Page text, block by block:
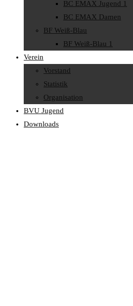
BC EMAX Jugend 1
BC EMAX Damen
BF Weiß-Blau
BF Weiß-Blau 1
Verein
Vorstand
Statistik
Organisation
BVU Jugend
Downloads